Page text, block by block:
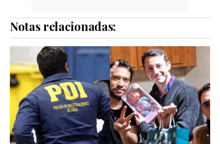
Notas relacionadas: